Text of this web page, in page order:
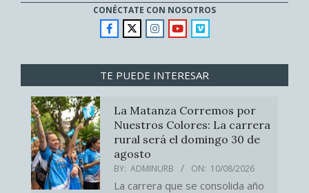
CONÉCTATE CON NOSOTROS
TE PUEDE INTERESAR
La Matanza Corremos por
Nuestros Colores: La carrera
rural será el domingo 30 de
agosto
BY: ADMINURB ON: 10/08/2026
La carrera que se consolida año